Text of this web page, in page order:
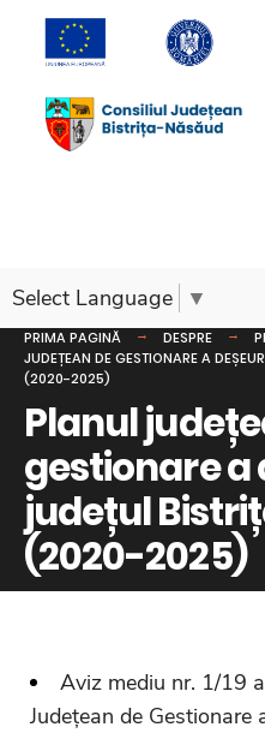
Select Language ▼
PRIMA PAGINĂ DESPRE
JUDEȚEAN DE GESTIONARE A
(2020-2025)
Planul
gestionare a
județul
(2020-2025)
Aviz mediu nr. 1/19
Județean de Gestionare